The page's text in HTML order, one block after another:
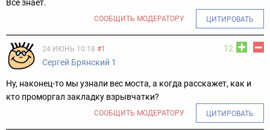
Всё знает.
СООБЩИТЬ МОДЕРАТОРУ ЦИТИРОВАТЬ
12
24 ИЮНЬ 10:18 #1
Сергей Брянский 1
Ну, наконец-то мы узнали вес моста, а когда расскажет, как и
кто проморгал закладку взрывчатки?
СООБЩИТЬ МОДЕРАТОРУ ЦИТИРОВАТЬ